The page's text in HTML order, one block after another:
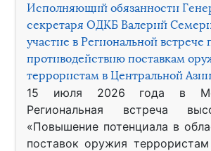
Исполняющий обязанности
секретаря ОДКБ Валерий
участие в Региональной встрече
противодействию поставкам
террористам в Центральной Азии
15 июля 2026 года в
Региональная встреча
«Повышение потенциала в
поставок оружия